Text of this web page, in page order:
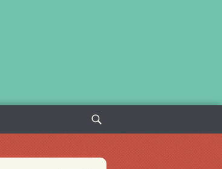
Sök
efter: